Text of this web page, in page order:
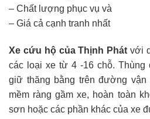
– Chất lượng phục vụ và
– Giá cả cạnh tranh nhất
Xe cứu hộ của Thịnh Phát với
các loại xe từ 4 -16 chỗ. Thùng
giữ thăng bằng trên đường vận
mềm ràng gầm xe, hoàn toàn
sơn hoặc các phần khác của xe